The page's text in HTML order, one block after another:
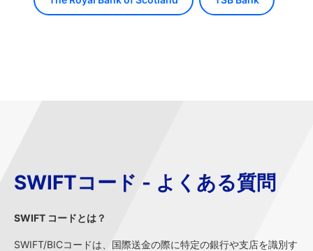
SWIFTコード - よくある質問
SWIFT コードとは？
SWIFT/BICコードは、国際送金の際に特定の銀行や支店を識別す